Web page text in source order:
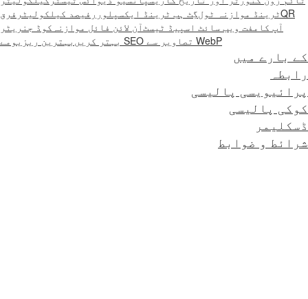
فرق فیصد کیلکولیٹر گِٹ ہب ٹرینڈ ایکسپلوررٹرینڈ موازنہ ٹولQR
کوڈ جنریٹر آن لائن فائل موازنہمفت ویب سائٹ اسپیڈ ٹیسٹ آپ کا
بہترین ریزیومے
WebP تصاویر سے SEO بہتر کریں
کے بارے میں
رابطہ
پرائیویسی پالیسی
کوکی پالیسی
ڈسکلیمر
شرائط و ضوابط